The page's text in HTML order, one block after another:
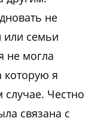
не
или семьи
не могла
которую я
Честно
связана с